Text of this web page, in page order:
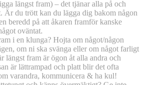
längst fram) – det tjänar alla på och
Är du trött kan du lägga dig bakom någon
beredd på att åkaren framför kanske
oväntat.
i en klunga? Hojta om något/någon
om ni ska svänga eller om något farligt
längst fram är ögon åt alla andra och
är lättrampad och platt blir det ofta
varandra, kommunicera & ha kul!